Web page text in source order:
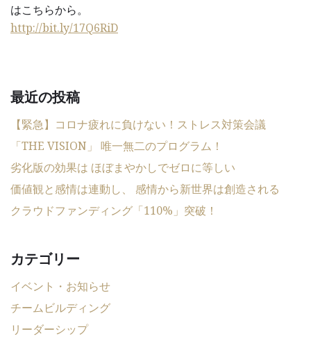
はこちらから。
http://bit.ly/17Q6RiD
最近の投稿
【緊急】コロナ疲れに負けない！ストレス対策会議
「THE VISION」 唯一無二のプログラム！
劣化版の効果は ほぼまやかしでゼロに等しい
価値観と感情は連動し、 感情から新世界は創造される
クラウドファンディング「110%」突破！
カテゴリー
イベント・お知らせ
チームビルディング
リーダーシップ